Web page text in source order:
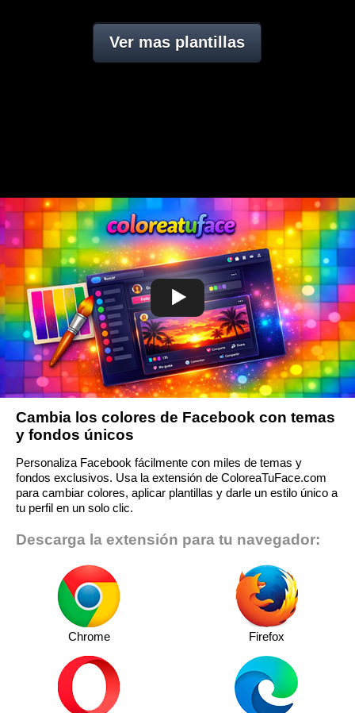
Ver mas plantillas
Cambia los colores de Facebook con temas
y fondos únicos
Personaliza Facebook fácilmente con miles de temas y
fondos exclusivos. Usa la extensión de ColoreaTuFace.com
para cambiar colores, aplicar plantillas y darle un estilo único a
tu perfil en un solo clic.
Descarga la extensión para tu navegador:
Chrome Firefox